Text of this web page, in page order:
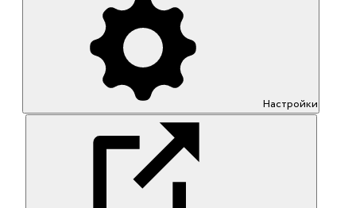
Настройки